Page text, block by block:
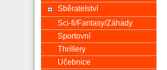
Sběratelství
Sci-fi/Fantasy/Záhady
Sportovní
Thrillery
Učebnice